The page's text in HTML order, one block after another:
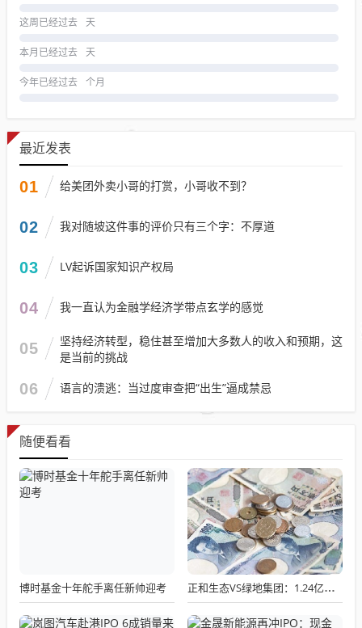
这周已经过去 天
本月已经过去 天
今年已经过去 个月
最近发表
01 给美团外卖小哥的打赏，小哥收不到？
02 我对随坡这件事的评价只有三个字：不厚道
03 LV起诉国家知识产权局
04 我一直认为金融学经济学带点玄学的感觉
05
坚持经济转型，稳住甚至增加大多数人的收入和预期，这
是当前的挑战
06 语言的溃逃：当过度审查把“出生”逼成禁忌
随便看看
博时基金十年舵手离任新帅迎考 正和生态VS绿地集团：1.24亿工程款纠纷一审仅判4000万！上市公司果断上诉，现金流影响重大